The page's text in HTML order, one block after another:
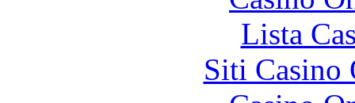
Lista
Siti Casino